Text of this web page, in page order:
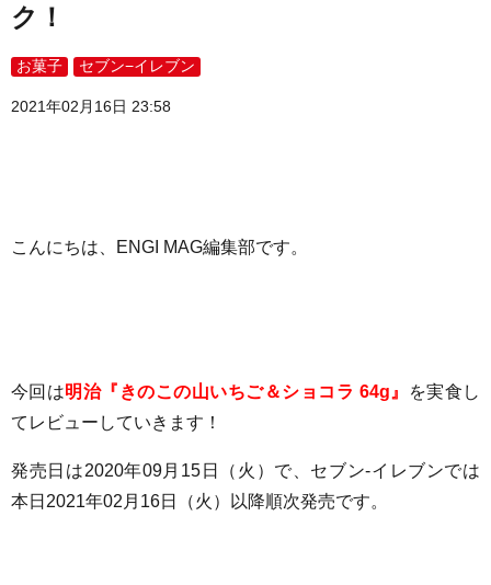
ク！
お菓子 セブン−イレブン
2021年02月16日 23:58
こんにちは、ENGI MAG編集部です。
今回は明治『きのこの山いちご＆ショコラ 64g』
を実食し
てレビューしていきます！
発売日は2020年09月15日（火）で、セブン-イレブンでは
本日2021年02月16日（火）以降順次発売です。